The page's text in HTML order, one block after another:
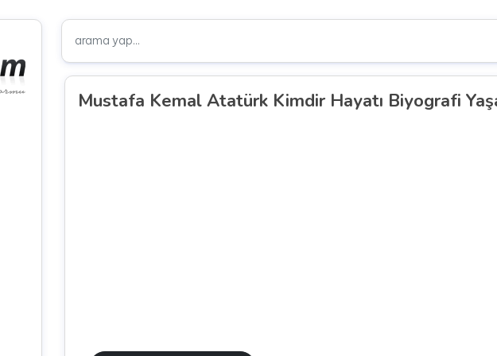
Mustafa Kemal Atatürk Kimdir Hayatı Biyografi